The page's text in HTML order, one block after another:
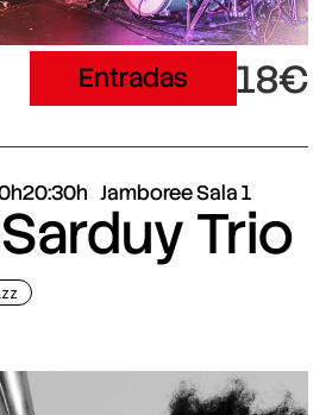
Entradas 18€
20:30h Jamboree Sala 1
Trio